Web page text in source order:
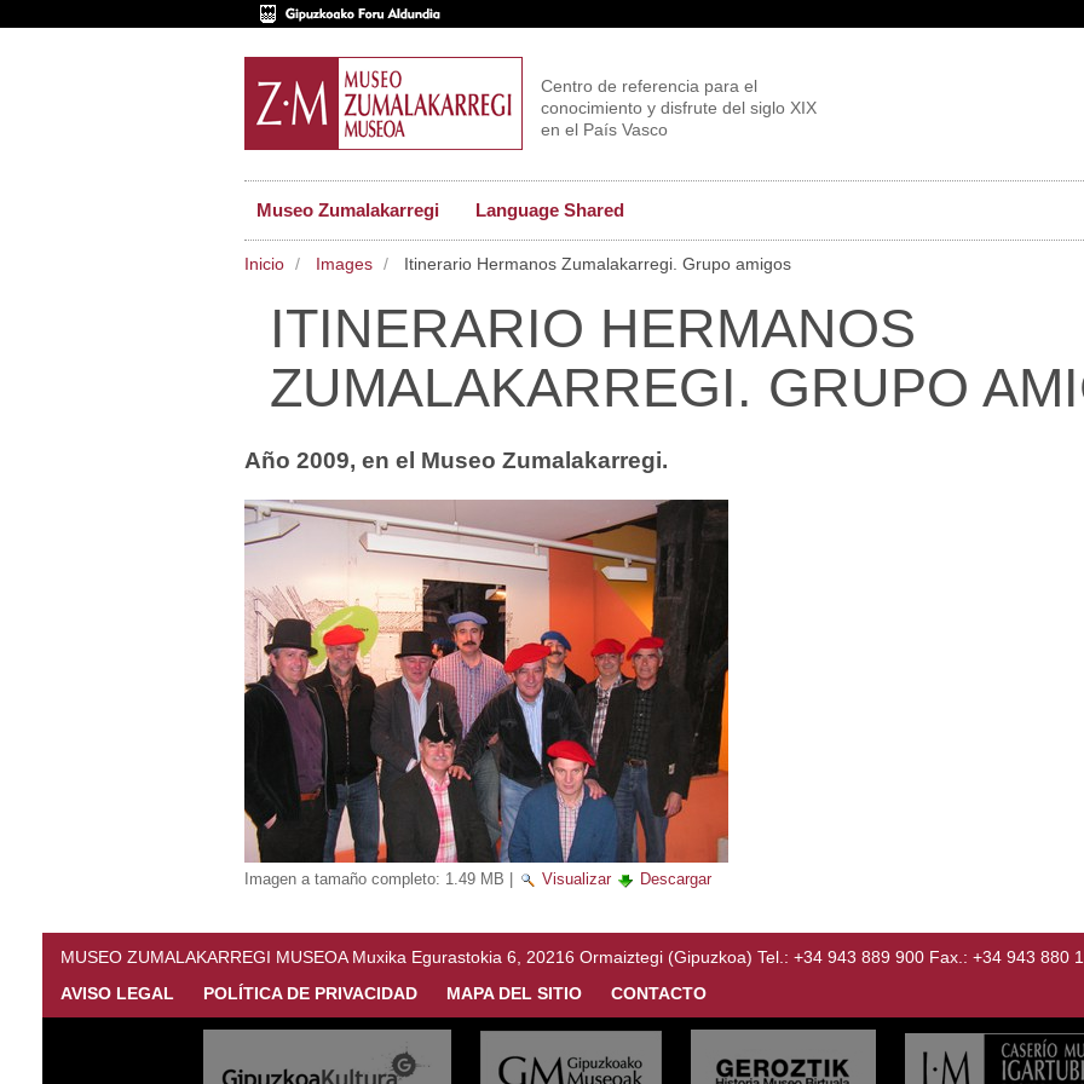
Centro de referencia para el
conocimiento y disfrute del siglo XIX
en el País Vasco
Museo Zumalakarregi Language Shared
Inicio Images Itinerario Hermanos Zumalakarregi. Grupo amigos
ITINERARIO HERMANOS
ZUMALAKARREGI. GRUPO
Año 2009, en el Museo Zumalakarregi.
Imagen a tamaño completo: 1.49 MB Visualizar Descargar
MUSEO ZUMALAKARREGI MUSEOA Muxika Egurastokia 6, 20216 Ormaiztegi (Gipuzkoa) Tel.: +34 943 889 900 Fax.: +34 943 880
AVISO LEGAL
POLÍTICA DE PRIVACIDAD MAPA DEL SITIO CONTACTO